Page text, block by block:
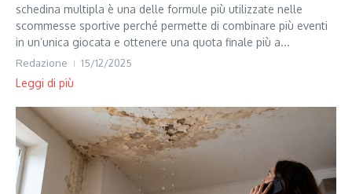
schedina multipla è una delle formule più utilizzate nelle
scommesse sportive perché permette di combinare più eventi
in un’unica giocata e ottenere una quota finale più a...
Redazione 15/12/2025
Leggi di più